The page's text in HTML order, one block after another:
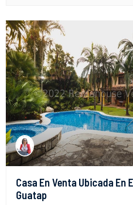
Casa En Venta Ubicada En
Guatap